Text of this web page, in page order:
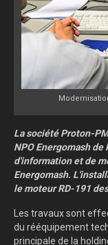
La société Proton-
NPO Energomash
d'information et de
Energomash.
le moteur RD-191
Les travaux sont
du rééquipement
principale de la